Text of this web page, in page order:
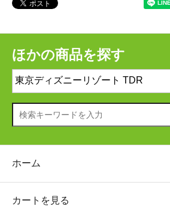
ほかの商品を探す
ホーム
カートを見る